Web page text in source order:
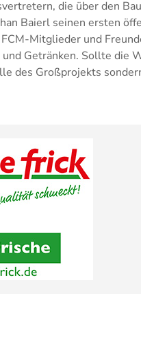
die über den
Baierl seinen ersten
Mitglieder und
Getränken. Sollte die
des Großprojekts